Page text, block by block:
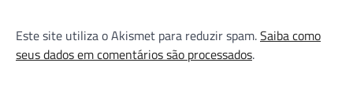
Este site utiliza o Akismet para reduzir spam.Saiba como
seus dados em comentários são processados.